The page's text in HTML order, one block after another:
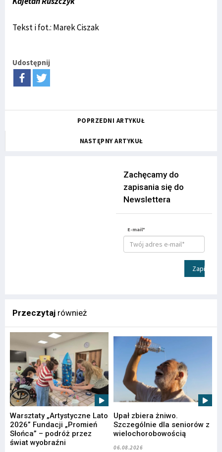
Tekst i fot.: Marek Ciszak
Udostępnij
POPRZEDNI ARTYKUŁ
NASTĘPNY ARTYKUŁ
Zachęcamy do
zapisania się do
Newslettera
E-mail*
Zapisz
Przeczytaj również
Warsztaty „Artystyczne Lato
2026” Fundacji „Promień
Słońca” – podróż przez
świat wyobraźni
Upał zbiera żniwo.
Szczególnie dla seniorów z
wielochorobowością
06.08.2026